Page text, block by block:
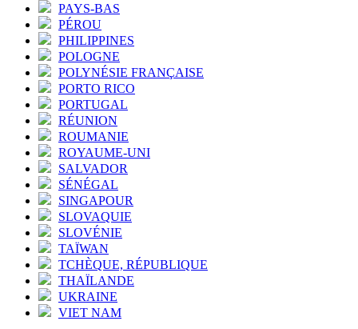
PAYS-BAS
PÉROU
PHILIPPINES
POLOGNE
POLYNÉSIE FRANÇAISE
PORTO RICO
PORTUGAL
RÉUNION
ROUMANIE
ROYAUME-UNI
SALVADOR
SÉNÉGAL
SINGAPOUR
SLOVAQUIE
SLOVÉNIE
TAÏWAN
TCHÈQUE, RÉPUBLIQUE
THAÏLANDE
UKRAINE
VIET NAM